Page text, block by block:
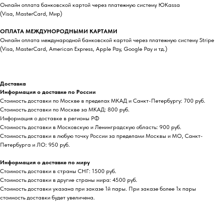
Онлайн оплата банковской картой через платежную систему ЮKassa
(Visa, MasterCard, Мир)
ОПЛАТА МЕЖДУНОРОДНЫМИ КАРТАМИ
Онлайн оплата международной банковской картой через платежную систему Stripe
(Visa, MasterCard, American Express, Apple Pay, Google Pay и тд.)
Доставка
Информация о доставке по России
Стоимость доставки по Москве в пределах МКАД и Санкт-Петербургу: 700 руб.
Стоимость доставки по Москве за МКАД: 800 руб.
Информация о доставке в регионы РФ
Стоимость доставки в Московскую и Ленинградскую область: 900 руб.
Стоимость доставки в любую точку России за пределами Москвы и МО, Санкт-
Петербурга и ЛО: 950 руб.
Информация о доставке по миру
Стоимость доставки в страны СНГ: 1500 руб.
Стоимость доставки в другие страны мира: 4500 руб.
Стоимость доставки указана при заказе 1й пары. При заказе более 1х пары
стоимость доставки будет увеличена.